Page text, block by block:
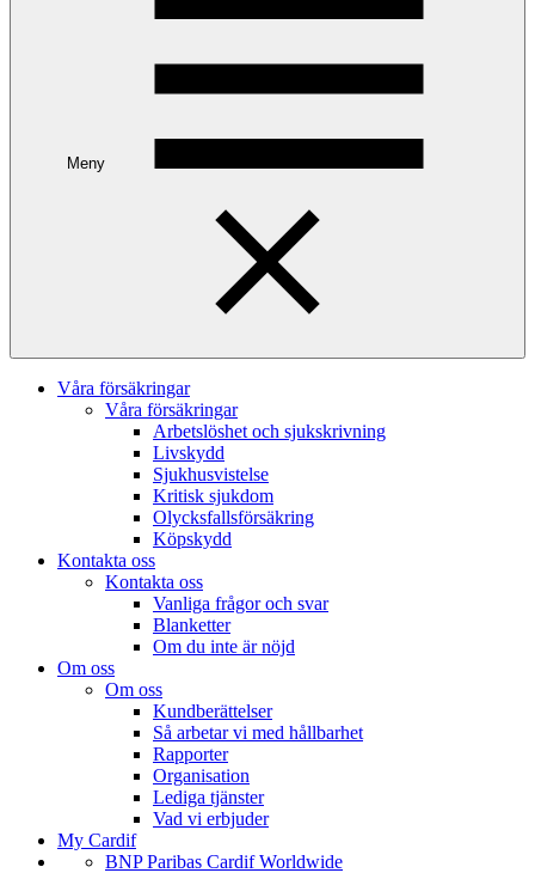
Meny
Våra försäkringar
Våra försäkringar
Arbetslöshet och sjukskrivning
Livskydd
Sjukhusvistelse
Kritisk sjukdom
Olycksfallsförsäkring
Köpskydd
Kontakta oss
Kontakta oss
Vanliga frågor och svar
Blanketter
Om du inte är nöjd
Om oss
Om oss
Kundberättelser
Så arbetar vi med hållbarhet
Rapporter
Organisation
Lediga tjänster
Vad vi erbjuder
My Cardif
BNP Paribas Cardif Worldwide